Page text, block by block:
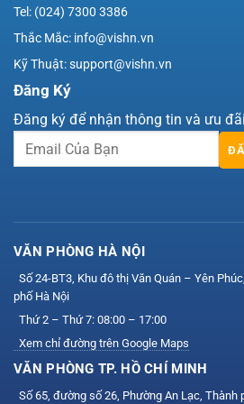
Tel: (024) 7300 3386
Thắc Mắc: info@vishn.vn
Kỹ Thuật: support@vishn.vn
Đăng Ký
Đăng ký để nhận thông tin và ưu
VĂN PHÒNG HÀ NỘI
Số 24-BT3, Khu đô thị Văn Quán – Yên
phố Hà Nội
Thứ 2 – Thứ 7: 08:00 – 17:00
Xem chỉ đường trên Google Maps
VĂN PHÒNG TP. HỒ CHÍ MINH
Số 65, đường số 26, Phường An Lạc, Thành